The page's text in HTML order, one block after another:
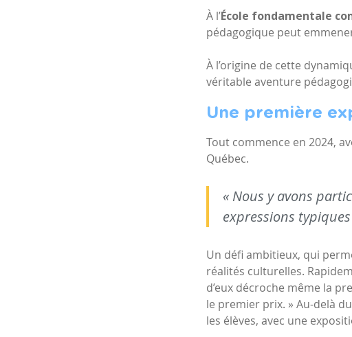
À l’École fondamentale
pédagogique peut
À l’origine de cette
véritable aventure
Une première
Tout commence en 2024,
Québec.
« Nous y avons
expressions
Un défi ambitieux, qui
réalités culturelles.
d’eux décroche même la
le premier prix. » Au-delà
les élèves, avec une